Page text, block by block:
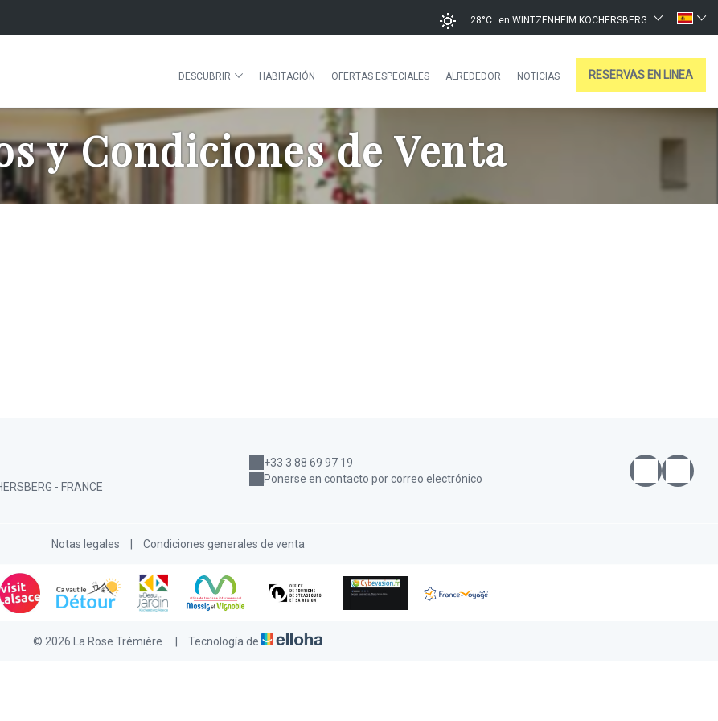
28°C en WINTZENHEIM KOCHERSBERG
DESCUBRIR HABITACIÓN OFERTAS ESPECIALES ALREDEDOR NOTICIAS RESERVAS EN LINEA
y Condiciones de Venta
- FRANCE
+33 3 88 69 97 19
Ponerse en contacto por correo electrónico
Notas legales Condiciones generales de venta
© 2026 La Rose Trémière Tecnología de